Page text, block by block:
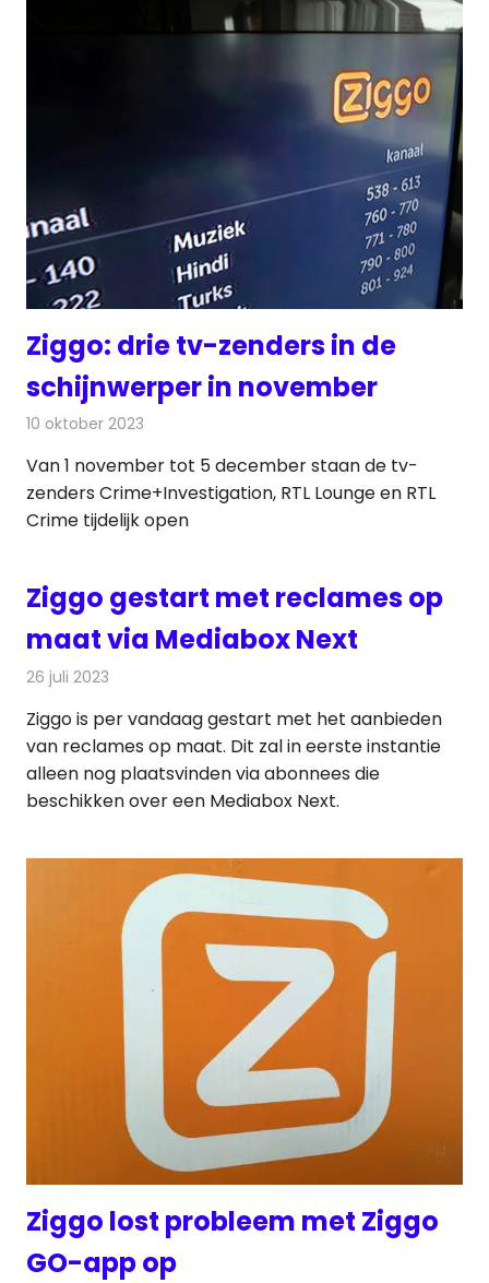
Ziggo: drie tv-zenders in de
schijnwerper in november
10 oktober 2023
Van 1 november tot 5 december staan de tv-
zenders Crime+Investigation, RTL Lounge en RTL
Crime tijdelijk open
Ziggo gestart met reclames op
maat via Mediabox Next
26 juli 2023
Ziggo is per vandaag gestart met het aanbieden
van reclames op maat. Dit zal in eerste instantie
alleen nog plaatsvinden via abonnees die
beschikken over een Mediabox Next.
Ziggo lost probleem met Ziggo
GO-app op